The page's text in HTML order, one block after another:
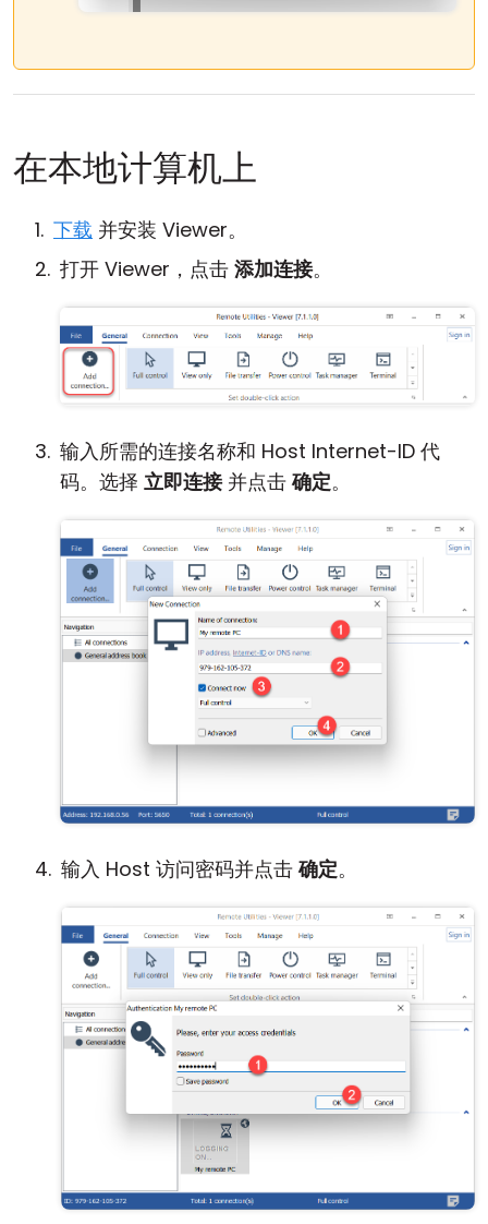
在本地计算机上
下载 并安装 Viewer。
打开 Viewer，点击 添加连接。
输入所需的连接名称和 Host Internet-ID 代
码。选择 立即连接并点击确定。
输入 Host 访问密码并点击确定。